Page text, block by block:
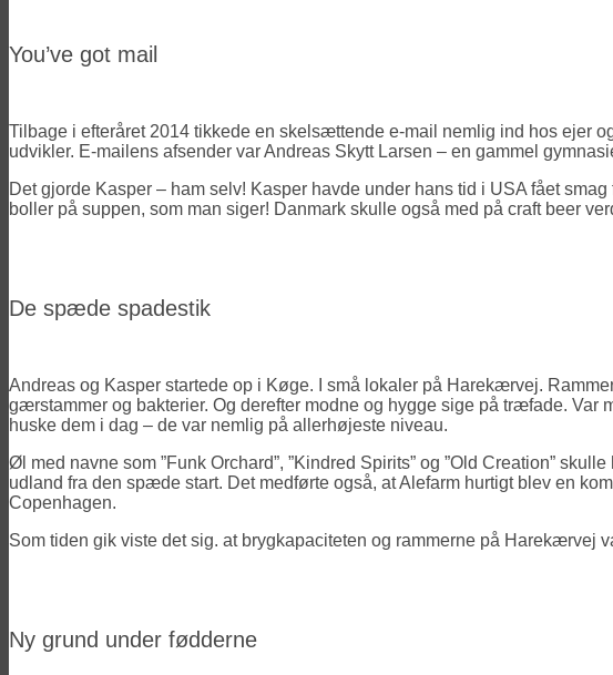
You’ve got mail
Tilbage i efteråret 2014 tikkede en skelsættende e-mail nemlig ind hos ejer
udvikler. E-mailens afsender var Andreas Skytt Larsen – en gammel
Det gjorde Kasper – ham selv! Kasper havde under hans tid i USA fået
boller på suppen, som man siger! Danmark skulle også med på craft beer
De spæde spadestik
Andreas og Kasper startede op i Køge. I små lokaler på Harekærvej.
gærstammer og bakterier. Og derefter modne og hygge sige på træfade. Var
huske dem i dag – de var nemlig på allerhøjeste niveau.
Øl med navne som ”Funk Orchard”, ”Kindred Spirits” og ”Old Creation”
udland fra den spæde start. Det medførte også, at Alefarm hurtigt blev en
Copenhagen.
Som tiden gik viste det sig. at brygkapaciteten og rammerne på Harekærvej
Ny grund under fødderne